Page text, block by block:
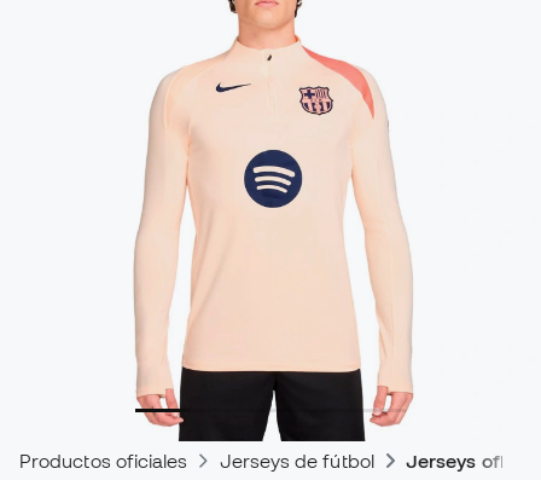
Productos oficiales Jerseys de fútbol Jerseys